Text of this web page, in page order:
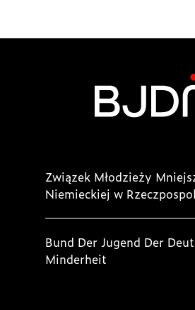
Związek Młodzieży
Niemieckiej w
Bund Der Jugend Der
Minderheit